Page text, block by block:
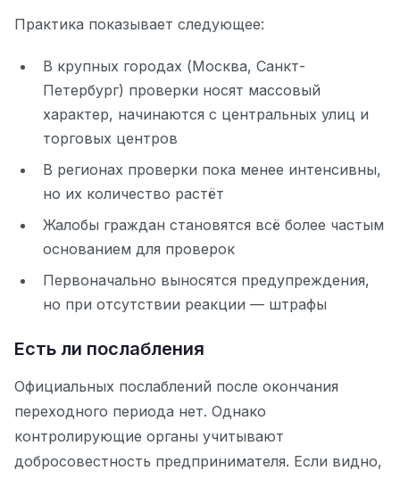
Практика показывает следующее:
В крупных городах (Москва, Санкт-
Петербург) проверки носят массовый
характер, начинаются с центральных улиц и
торговых центров
В регионах проверки пока менее интенсивны,
но их количество растёт
Жалобы граждан становятся всё более частым
основанием для проверок
Первоначально выносятся предупреждения,
но при отсутствии реакции — штрафы
Есть ли послабления
Официальных послаблений после окончания
переходного периода нет. Однако
контролирующие органы учитывают
добросовестность предпринимателя. Если видно,